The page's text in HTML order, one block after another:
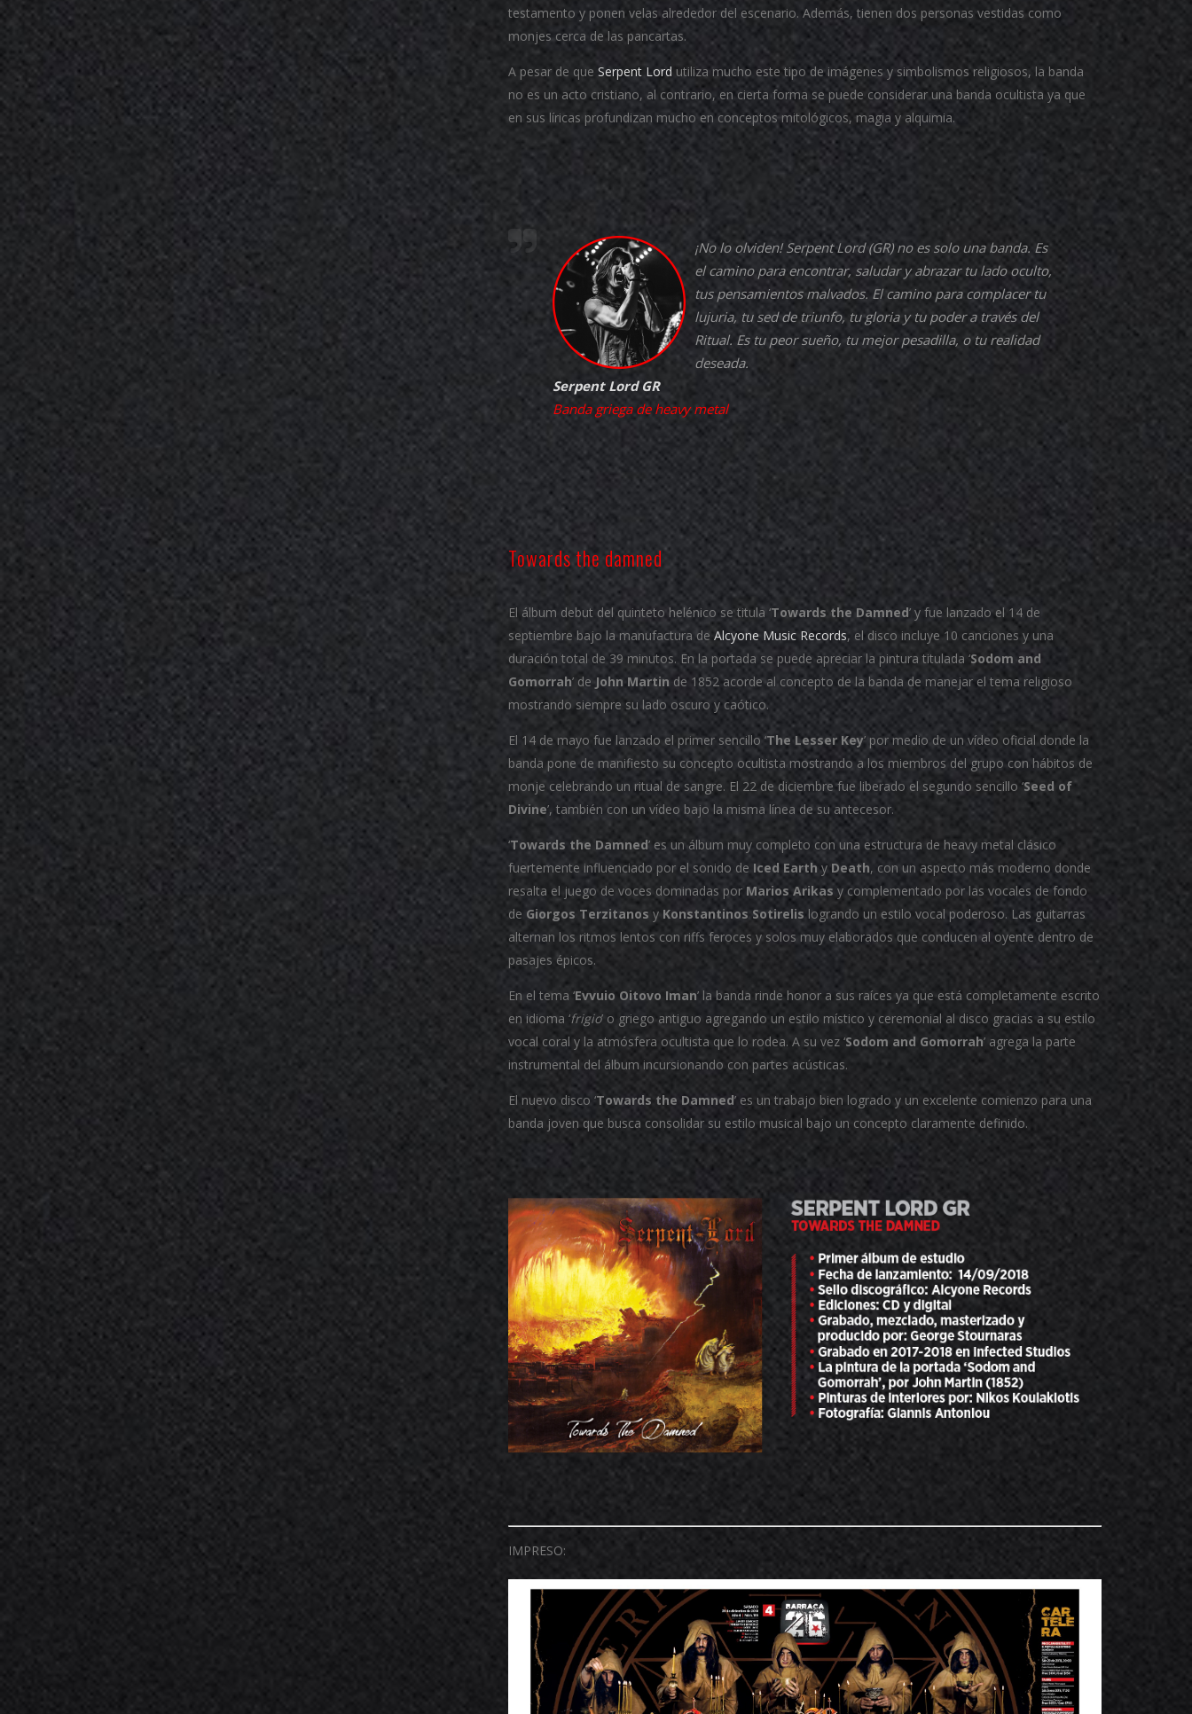
testamento y ponen velas alrededor del escenario. Además, tienen dos personas vestidas como
monjes cerca de las pancartas.
A pesar de que Serpent Lord utiliza mucho este tipo de imágenes y simbolismos religiosos, la banda
no es un acto cristiano, al contrario, en cierta forma se puede considerar una banda ocultista ya que
en sus líricas profundizan mucho en conceptos mitológicos, magia y alquimia.
¡No lo olviden! Serpent Lord (GR) no es solo una banda. Es
el camino para encontrar, saludar y abrazar tu lado oculto,
tus pensamientos malvados. El camino para complacer tu
lujuria, tu sed de triunfo, tu gloria y tu poder a través del
Ritual. Es tu peor sueño, tu mejor pesadilla, o tu realidad
deseada.
Serpent Lord GR
Banda griega de heavy metal
Towards the damned
El álbum debut del quinteto helénico se titula ‘Towards the Damned’ y fue lanzado el 14 de
septiembre bajo la manufactura de Alcyone Music Records, el disco incluye 10 canciones y una
duración total de 39 minutos. En la portada se puede apreciar la pintura titulada ‘Sodom and
Gomorrah’ de John Martin de 1852 acorde al concepto de la banda de manejar el tema religioso
mostrando siempre su lado oscuro y caótico.
El 14 de mayo fue lanzado el primer sencillo ‘The Lesser Key’ por medio de un vídeo oficial donde la
banda pone de manifiesto su concepto ocultista mostrando a los miembros del grupo con hábitos de
monje celebrando un ritual de sangre. El 22 de diciembre fue liberado el segundo sencillo ‘Seed of
Divine’, también con un vídeo bajo la misma línea de su antecesor.
‘Towards the Damned’ es un álbum muy completo con una estructura de heavy metal clásico
fuertemente influenciado por el sonido de Iced Earth y Death, con un aspecto más moderno donde
resalta el juego de voces dominadas por Marios Arikas y complementado por las vocales de fondo
de Giorgos Terzitanos y Konstantinos Sotirelislogrando un estilo vocal poderoso. Las guitarras
alternan los ritmos lentos con riffs feroces y solos muy elaborados que conducen al oyente dentro de
pasajes épicos.
En el tema ‘Evvuio Oitovo Iman’ la banda rinde honor a sus raíces ya que está completamente escrito
en idioma ‘frigio’ o griego antiguo agregando un estilo místico y ceremonial al disco gracias a su estilo
vocal coral y la atmósfera ocultista que lo rodea. A su vez ‘Sodom and Gomorrah’ agrega la parte
instrumental del álbum incursionando con partes acústicas.
El nuevo disco ‘Towards the Damned’ es un trabajo bien logrado y un excelente comienzo para una
banda joven que busca consolidar su estilo musical bajo un concepto claramente definido.
IMPRESO: